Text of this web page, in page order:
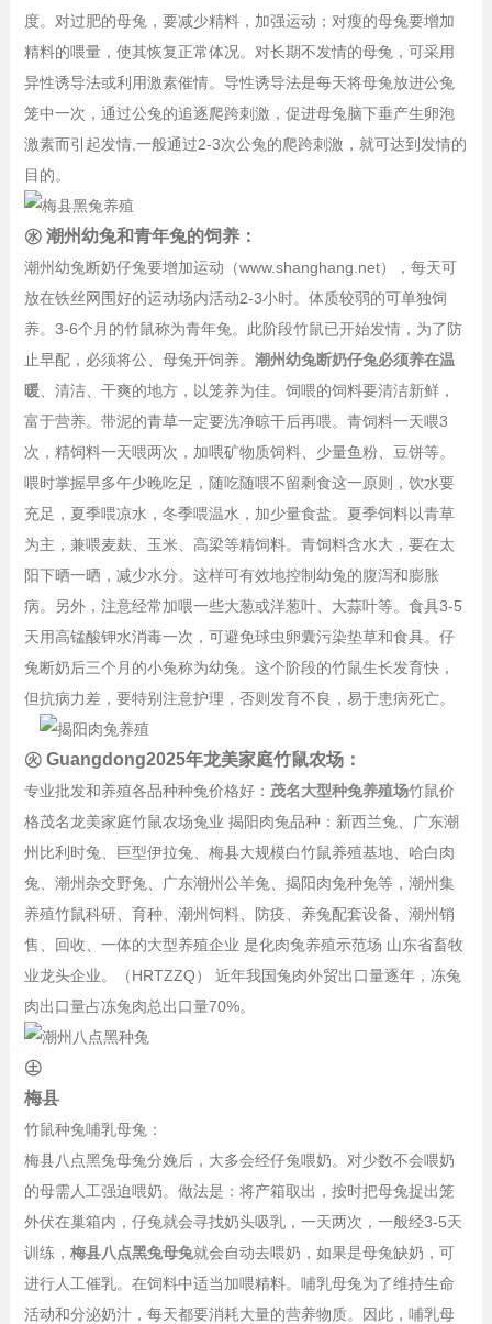
度。对过肥的母兔，要减少精料，加强运动；对瘦的母兔要增加
精料的喂量，使其恢复正常体况。对长期不发情的母兔，可采用
异性诱导法或利用激素催情。导性诱导法是每天将母兔放进公兔
笼中一次，通过公兔的追逐爬跨刺激，促进母兔脑下垂产生卵泡
激素而引起发情,一般通过2-3次公兔的爬跨刺激，就可达到发情的
目的。
㊌ 潮州幼兔和青年兔的饲养：
潮州幼兔断奶仔兔要增加运动（www.shanghang.net），每天可
放在铁丝网围好的运动场内活动2-3小时。体质较弱的可单独饲
养。3-6个月的竹鼠称为青年兔。此阶段竹鼠已开始发情，为了防
止早配，必须将公、母兔开饲养。 潮州幼兔断奶仔兔必须养在温
暖、清洁、干爽的地方，以笼养为佳。饲喂的饲料要清洁新鲜，
富于营养。带泥的青草一定要洗净晾干后再喂。青饲料一天喂3
次，精饲料一天喂两次，加喂矿物质饲料、少量鱼粉、豆饼等。
喂时掌握早多午少晚吃足，随吃随喂不留剩食这一原则，饮水要
充足，夏季喂凉水，冬季喂温水，加少量食盐。夏季饲料以青草
为主，兼喂麦麸、玉米、高梁等精饲料。青饲料含水大，要在太
阳下晒一晒，减少水分。这样可有效地控制幼兔的腹泻和膨胀
病。另外，注意经常加喂一些大葱或洋葱叶、大蒜叶等。食具3-5
天用高锰酸钾水消毒一次，可避免球虫卵囊污染垫草和食具。仔
兔断奶后三个月的小兔称为幼兔。这个阶段的竹鼠生长发育快，
但抗病力差，要特别注意护理，否则发育不良，易于患病死亡。
㊋ Guangdong2025年龙美家庭竹鼠农场：
专业批发和养殖各品种种兔价格好： 茂名大型种兔养殖场竹鼠价
格茂名龙美家庭竹鼠农场兔业 揭阳肉兔品种：新西兰兔、广东潮
州比利时兔、巨型伊拉兔、梅县大规模白竹鼠养殖基地、哈白肉
兔、潮州杂交野兔、广东潮州公羊兔、揭阳肉兔种兔等，潮州集
养殖竹鼠科研、育种、潮州饲料、防疫、养兔配套设备、潮州销
售、回收、一体的大型养殖企业 是化肉兔养殖示范场 山东省畜牧
业龙头企业。（HRTZZQ） 近年我国兔肉外贸出口量逐年，冻兔
肉出口量占冻兔肉总出口量70%。
㊏
梅县
竹鼠种兔哺乳母兔：
梅县八点黑兔母兔分娩后，大多会经仔兔喂奶。对少数不会喂奶
的母需人工强迫喂奶。做法是：将产箱取出，按时把母兔捉出笼
外伏在巢箱内，仔兔就会寻找奶头吸乳，一天两次，一般经3-5天
训练， 梅县八点黑兔母兔就会自动去喂奶，如果是母兔缺奶，可
进行人工催乳。在饲料中适当加喂精料。哺乳母兔为了维持生命
活动和分泌奶汁，每天都要消耗大量的营养物质。因此，哺乳母